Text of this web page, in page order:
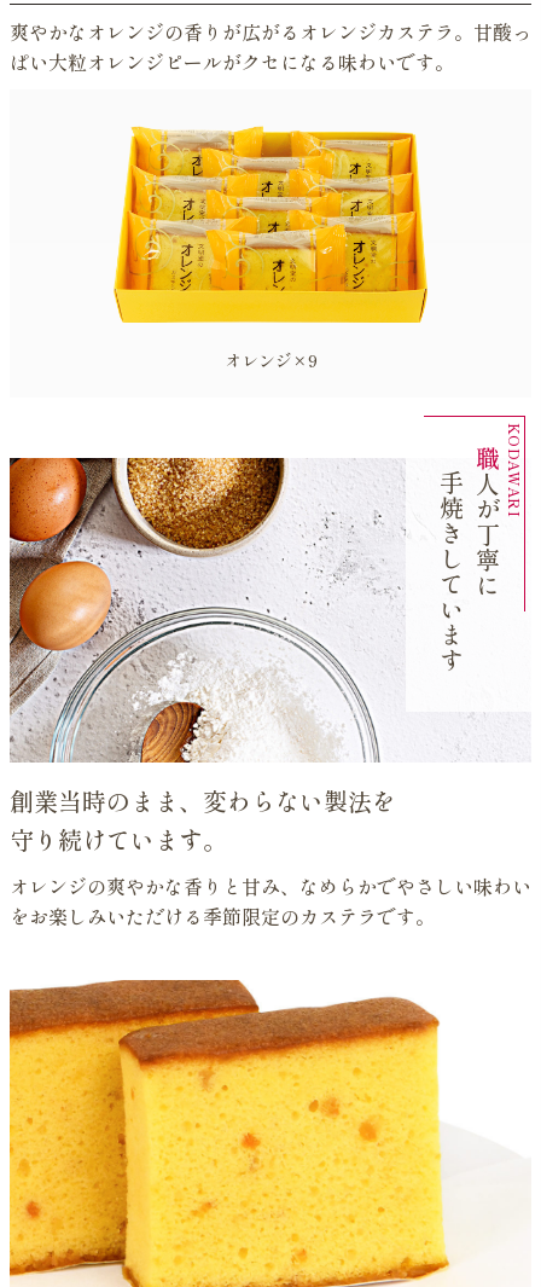
爽やかなオレンジの香りが広がるオレンジカステラ。甘酸っ
ぱい大粒オレンジピールがクセになる味わいです。
オレンジ×9
職
人
が
丁
寧
に
手焼きしています
創業当時のまま、変わらない製法を
守り続けています。
オレンジの爽やかな香りと甘み、なめらかでやさしい味わい
をお楽しみいただける季節限定のカステラです。